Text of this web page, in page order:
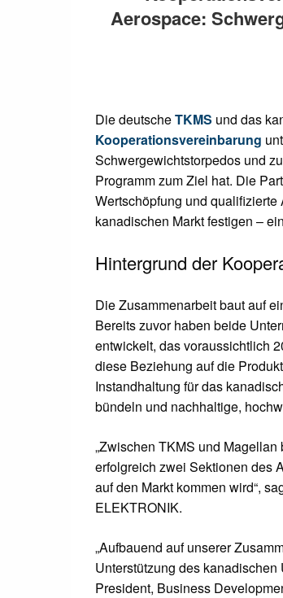
Aerospace:
Die deutscheTKMS und das
Kooperationsvereinbarung
Schwergewichtstorpedos und
Programm zum Ziel hat. Die
Wertschöpfung und
kanadischen Markt festigen –
Hintergrund der
Die Zusammenarbeit baut auf
Bereits zuvor haben beide
entwickelt, das voraussichtlich
diese Beziehung auf die
Instandhaltung für das
bündeln und nachhaltige,
„Zwischen TKMS und
erfolgreich zwei Sektionen des
auf den Markt kommen wird“,
ELEKTRONIK.
„Aufbauend auf unserer
Unterstützung des
President, Business